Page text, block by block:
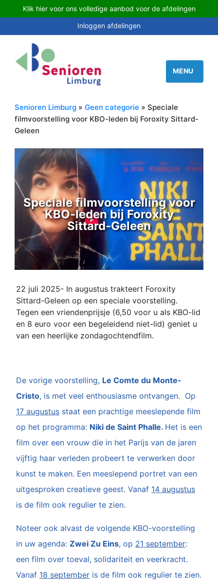
Klik hier voor ons volledige aanbod voor de afdelingen
Inloggen afdelingen
Senioren Limburg » Geen categorie » Speciale
filmvoorstelling voor KBO-leden bij Foroxity Sittard-
Geleen
Speciale filmvoorstelling voor
KBO-leden bij Foroxity
Sittard-Geleen
22 juli 2025- In augustus trakteert Foroxity
Sittard-Geleen op een speciale voorstelling.
Tegen een vriendenprijsje (6,50 voor u als KBO-lid
en 8 euro voor een begeleidend niet-lid) geniet u
van een heerlijke zondagochtendfilm.
De vorige voorstelling, Le Comte du Monte-
Cristo, is met veel enthousiasme ontvangen. Op
17 augustus staat een prachtige meeslepende film
op het programma: Niki de Saint Phalle. Het is een
film over een vrouw die in het Parijs van de jaren
vijftig haar verleden probeert te verwerken door
kunst te maken. Een meeslepend portret van een
uitgesproken creatieve geest. Vanaf 14 augustus
is de film ook regulier te zien.
Noteer ook alvast de volgende KBO-voorstelling
in uw agenda: Zwei Zu Eins, op 21 september:
een film over toeval, solidariteit en veerkracht.
Vanaf 18 september is de film ook regulier te zien.